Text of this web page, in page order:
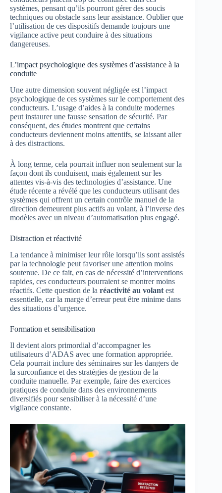
systèmes, pensant qu’ils pourront gérer des soucis
techniques ou obstacle sans leur assistance. Oublier que
l’utilisation de ces dispositifs demande toujours une
vigilance active peut conduire à des situations
dangereuses.
L’impact psychologique des systèmes d’assistance à la
conduite
Une autre dimension souvent négligée est l’impact
psychologique de ces systèmes sur le comportement des
conducteurs. L’usage d’aides à la conduite modernes
peut instaurer une fausse sensation de sécurité. Par
conséquent, des études montrent que certains
conducteurs deviennent moins attentifs, se laissant aller
à des distractions.
À long terme, cela pourrait influer non seulement sur la
façon dont ils conduisent, mais également sur les
attentes vis-à-vis des technologies d’assistance. Une
étude récente a révélé que les conducteurs utilisant des
systèmes qui offrent un certain contrôle manuel de la
direction demeurent plus actifs au volant, à l’inverse des
modèles avec un niveau d’automatisation plus engagé.
Distraction et réactivité
La tendance à minimiser leur rôle lorsqu’ils sont assistés
par la technologie peut favoriser une attention moins
soutenue. De ce fait, en cas de nécessité d’interventions
rapides, ces conducteurs pourraient se montrer moins
réactifs. Cette question de la réactivité au volant est
essentielle, car la marge d’erreur peut être minime dans
des situations d’urgence.
Formation et sensibilisation
Il devient alors primordial d’accompagner les
utilisateurs d’ADAS avec une formation appropriée.
Cela pourrait inclure des séminaires sur les dangers de
la surconfiance et des stratégies de gestion de la
conduite manuelle. Par exemple, faire des exercices
pratiques de conduite dans des environnements
diversifiés pour sensibiliser à la nécessité d’une
vigilance constante.